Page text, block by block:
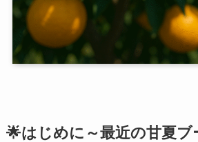
🌟はじめに～最近の甘夏ブ